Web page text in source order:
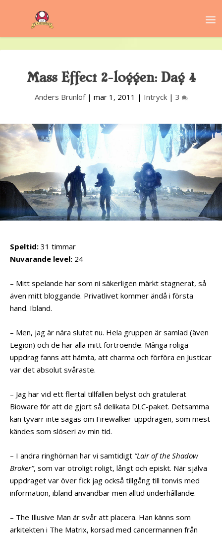
Mass Effect 2-loggen: Dag 4
Anders Brunlöf| mar 1, 2011 | Intryck| 3
Speltid: 31 timmar
Nuvarande level: 24
– Mitt spelande har som ni säkerligen märkt stagnerat, så
även mitt bloggande. Privatlivet kommer ändå i första
hand. Ibland.
– Men, jag är nära slutet nu. Hela gruppen är samlad (även
Legion) och de har alla mitt förtroende. Många roliga
uppdrag fanns att hämta, att charma och förföra en Justicar
var det absolut svåraste.
– Jag har vid ett flertal tillfällen belyst och gratulerat
Bioware för att de gjort så delikata DLC-paket. Detsamma
kan tyvärr inte sägas om Firewalker-uppdragen, som mest
kändes som slöseri av min tid.
– I andra ringhörnan har vi samtidigt ”Lair of the Shadow
Broker”, som var otroligt roligt, långt och episkt. När själva
uppdraget var över fick jag också tillgång till tonvis med
information, ibland användbar men alltid underhållande.
– The Illusive Man är svår att placera. Han känns som
arkitekten i The Matrix, korsad med cancermannen från